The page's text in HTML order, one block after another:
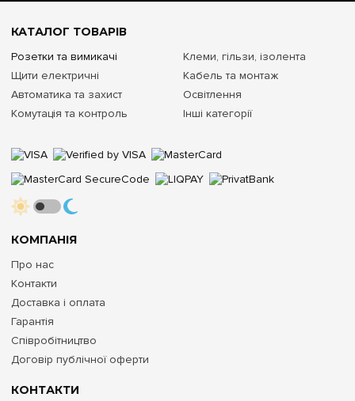
КОНТАКТИ
КОМПАНІЯ
Про нас
Контакти
Доставка і оплата
Гарантія
Співробітництво
Договір публічної оферти
КАТАЛОГ ТОВАРІВ
Розетки та вимикачі
Щити електричні
Автоматика та захист
Комутація та контроль
Клеми, гільзи, ізолента
Кабель та монтаж
Освітлення
Інші категорії